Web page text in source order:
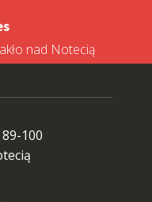
nad Notecią
100